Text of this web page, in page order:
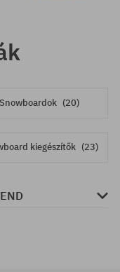
Snowboardok (20)
kiegészítők (23)